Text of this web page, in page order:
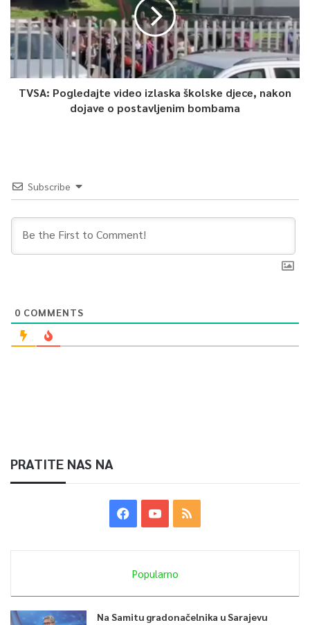
Nedžad se nosi sa takvim borcima i to nam mnogo govori –
zaključio je Nedžadov otac.
0
Article Rating
TVSA: Pogledajte video izlaska školske djece, nakon
dojave o postavljenim bombama
Subscribe
0 COMMENTS
PRATITE NAS NA
Popularno
Na Samitu gradonačelnika u Sarajevu